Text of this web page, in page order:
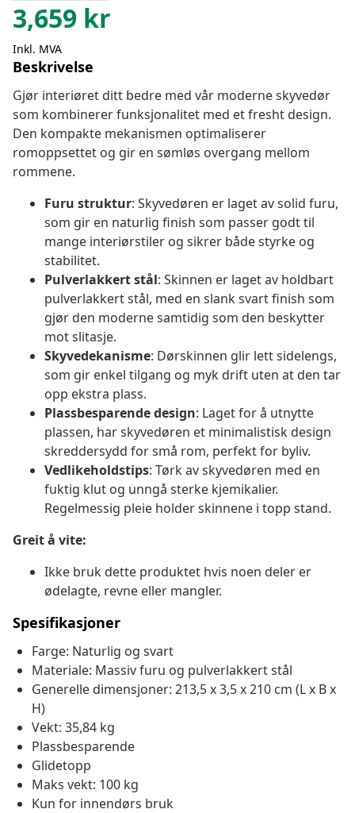
3,659 kr
Inkl. MVA
Beskrivelse
Gjør interiøret ditt bedre med vår moderne skyvedør
som kombinerer funksjonalitet med et fresht design.
Den kompakte mekanismen optimaliserer
romoppsettet og gir en sømløs overgang mellom
rommene.
Furu struktur: Skyvedøren er laget av solid furu,
som gir en naturlig finish som passer godt til
mange interiørstiler og sikrer både styrke og
stabilitet.
Pulverlakkert stål: Skinnen er laget av holdbart
pulverlakkert stål, med en slank svart finish som
gjør den moderne samtidig som den beskytter
mot slitasje.
Skyvedekanisme: Dørskinnen glir lett sidelengs,
som gir enkel tilgang og myk drift uten at den tar
opp ekstra plass.
Plassbesparende design: Laget for å utnytte
plassen, har skyvedøren et minimalistisk design
skreddersydd for små rom, perfekt for byliv.
Vedlikeholdstips: Tørk av skyvedøren med en
fuktig klut og unngå sterke kjemikalier.
Regelmessig pleie holder skinnene i topp stand.
Greit å vite:
Ikke bruk dette produktet hvis noen deler er
ødelagte, revne eller mangler.
Spesifikasjoner
Farge: Naturlig og svart
Materiale: Massiv furu og pulverlakkert stål
Generelle dimensjoner: 213,5 x 3,5 x 210 cm (L x B x
H)
Vekt: 35,84 kg
Plassbesparende
Glidetopp
Maks vekt: 100 kg
Kun for innendørs bruk